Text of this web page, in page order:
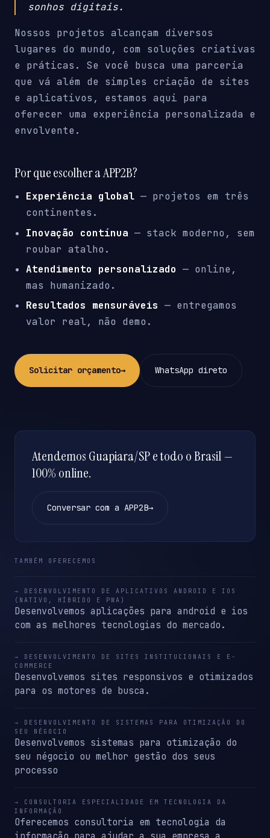
sonhos digitais.
Nossos projetos alcançam diversos
lugares do mundo, com soluções criativas
e práticas. Se você busca uma parceria
que vá além de simples criação de sites
e aplicativos, estamos aqui para
oferecer uma experiência personalizada e
envolvente.
Por que escolher a APP2B?
Experiência global — projetos em três
continentes.
Inovação contínua — stack moderno, sem
roubar atalho.
Atendimento personalizado — online,
mas humanizado.
Resultados mensuráveis — entregamos
valor real, não demo.
Solicitar orçamento→ WhatsApp direto
Atendemos Guapiara/SP e todo o Brasil —
100% online.
Conversar com a APP2B→
TAMBÉM OFERECEMOS
→ DESENVOLVIMENTO DE APLICATIVOS ANDROID E IOS
(NATIVO, HÍBRIDO E PWA)
Desenvolvemos aplicações para android e ios
com as melhores tecnologias do mercado.
→ DESENVOLVIMENTO DE SITES INSTITUCIONAIS E E-
COMMERCE
Desenvolvemos sites responsivos e otimizados
para os motores de busca.
→ DESENVOLVIMENTO DE SISTEMAS PARA OTIMIZAÇÃO DO
SEU NÉGOCIO
Desenvolvemos sistemas para otimização do
seu négocio ou melhor gestão dos seus
processo
→ CONSULTORIA ESPECIALIDADE EM TECNOLOGIA DA
INFORMAÇÃO
Oferecemos consultoria em tecnologia da